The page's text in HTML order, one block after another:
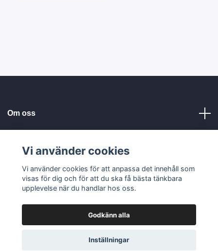
Om oss
Läs mer
© 2026 Tellbe AB
Vi använder cookies
Vi använder cookies för att anpassa det innehåll som
visas för dig och för att du ska få bästa tänkbara
upplevelse när du handlar hos oss.
Godkänn alla
Inställningar